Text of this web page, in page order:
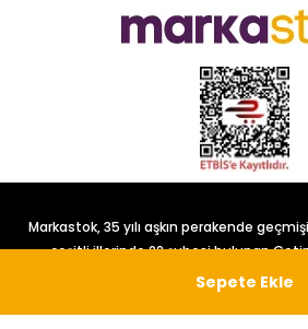
Markastok, 35 yılı aşkın perakende
çeşitli illerinde 22 şubesi bulunan Çetin
tarafından